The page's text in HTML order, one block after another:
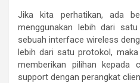
Jika kita perhatikan, ada
menggunakan lebih dari
sebuah interface wireless
lebih dari satu protokol,
memberikan pilihan kepada
support dengan perangkat